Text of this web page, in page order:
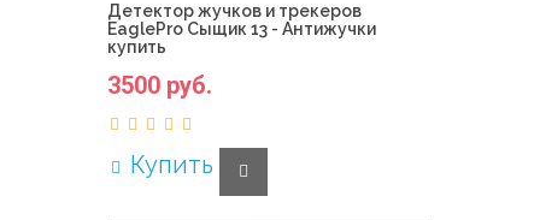
Детектор жучков и трекеров
EaglePro Сыщик 13 - Антижучки
купить
3500 руб.
Купить